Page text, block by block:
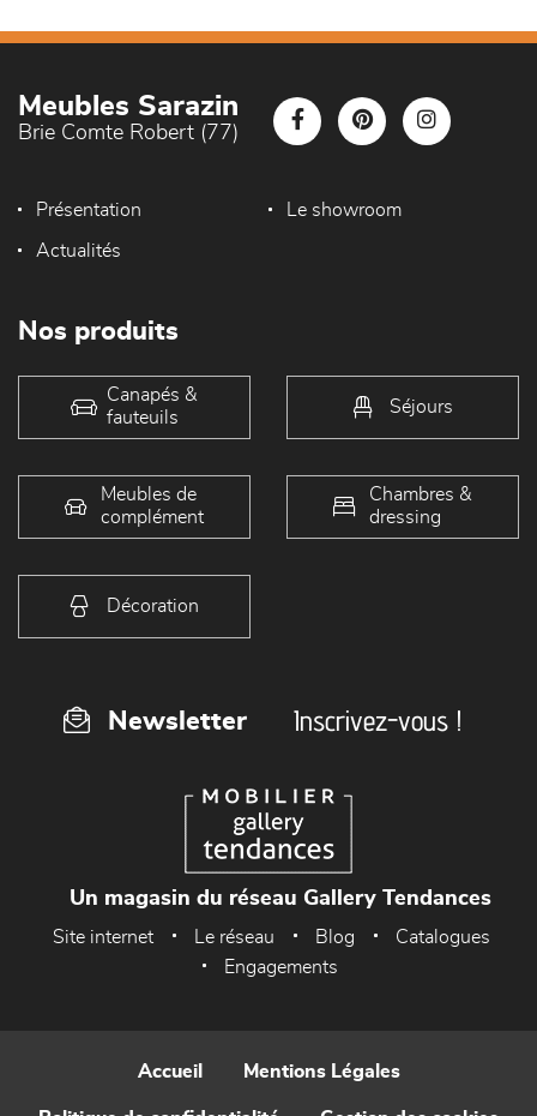
Meubles Sarazin
Brie Comte Robert (77)
Présentation Le showroom
Actualités
Nos produits
Canapés &
fauteuils
Séjours
Meubles de
complément
Chambres &
dressing
Décoration
Newsletter Inscrivez-vous !
Un magasin du réseau Gallery Tendances
Site internet Le réseau Blog
Catalogues
Engagements
Accueil Mentions Légales